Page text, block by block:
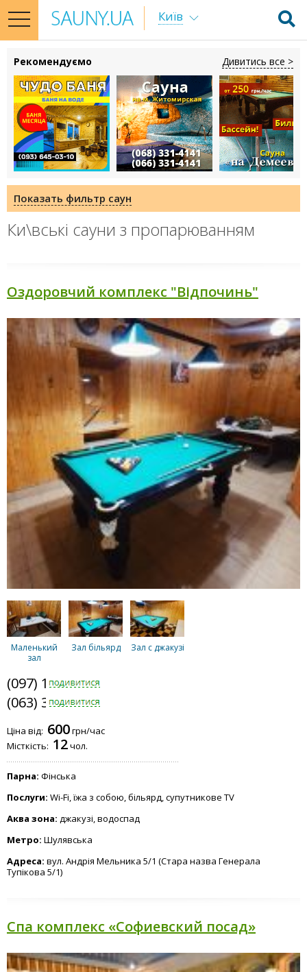
toggle
navigation
Київ
Рекомендуємо Дивитись все >
Ки\вські сауни з пропарюванням
Оздоровчий комплекс "Відпочинь"
Маленький
зал
Зал більярд Зал с джакузі
(097) 183-9184
(063) 379-8109
Ціна від: 600грн/час
Місткість: 12чол.
Парна: Фінська
Послуги: Wi-Fi, їжа з собою, більярд, супутникове TV
Аква зона: джакузі, водоспад
Метро: Шулявська
Адреса: вул. Андрія Мельника 5/1 (Стара назва Генерала
Тупікова 5/1)
Спа комплекс «Софиевский посад»
Показать фильтр саун